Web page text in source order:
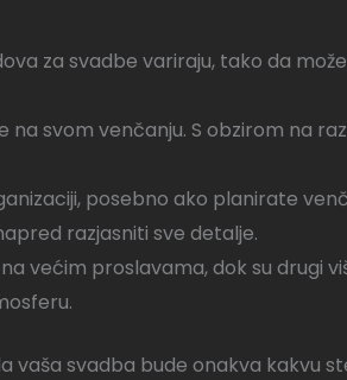
za svadbe variraju, tako da
svom venčanju. S obzirom na
posebno ako planirate
razjasniti sve detalje.
većim proslavama, dok su drugi
svadba bude onakva kakvu